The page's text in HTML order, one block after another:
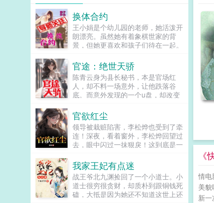
《
情电
美
新
换体合约
王小娟是个幼儿园的老师，她活泼开
朗漂亮。虽然她有着象棋世家的背
景，但她更喜欢和孩子们待在一起。
位猥亵的大叔一个小孩...
官途：绝世天骄
陈青云身为县长秘书，本是官场红
人，却不料一场意外，让他跌落谷
底。而意外发现的一个u盘，却改变
美环绕...
官欲红尘
领导被栽赃陷害，李松烨也受到了牵
连！深夜，看着窗外，李松烨回望过
去，眼中闪过一抹狠戾！这到底是一
涡！...
我家王妃有点迷
战王爷北九渊捡回了一个小道士。小
道士很穷很贪财，却质朴到跟铜钱死
磕，大抵是因为她还不知道这世上还